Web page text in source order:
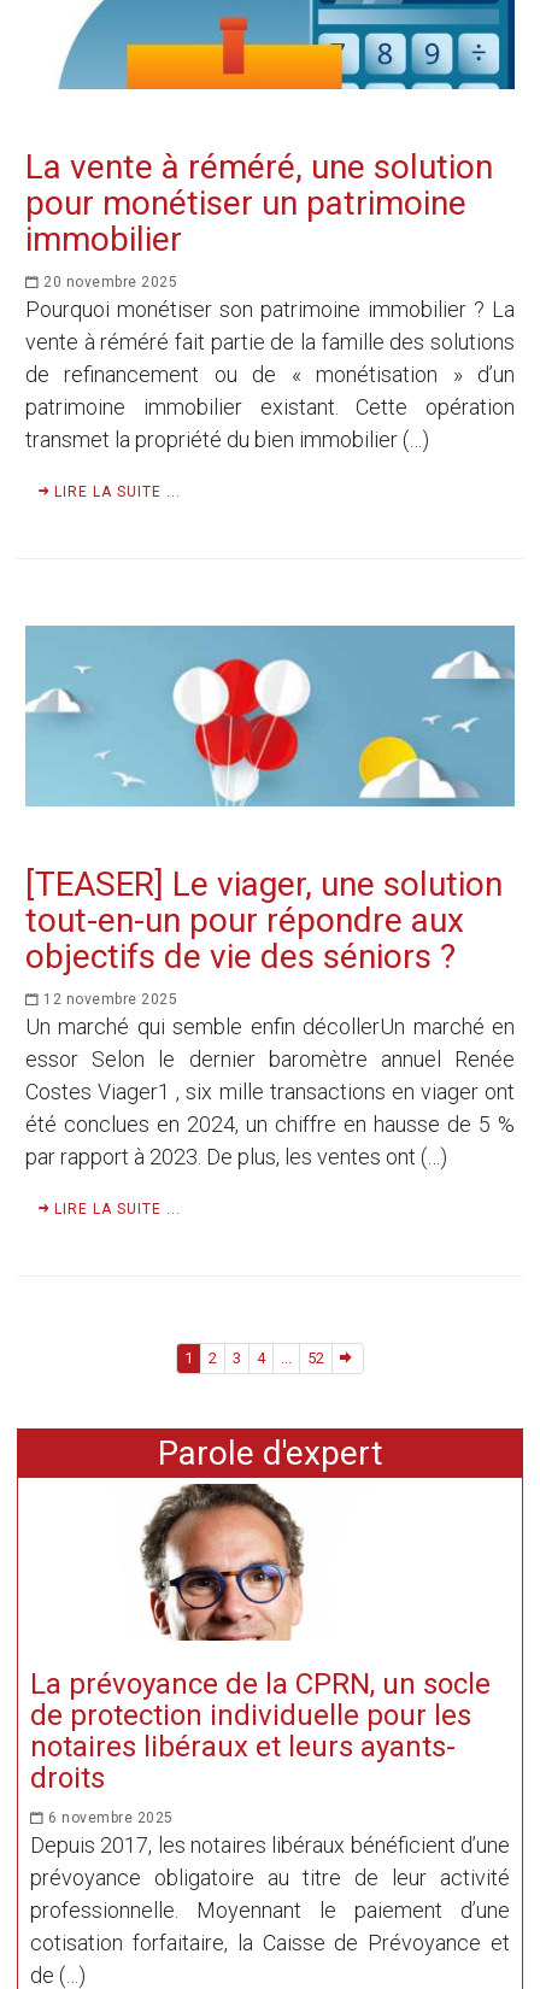
La vente à réméré, une solution
pour monétiser un patrimoine
immobilier
20 novembre 2025
Pourquoi monétiser son patrimoine immobilier ? La
vente à réméré fait partie de la famille des solutions
de refinancement ou de « monétisation » d’un
patrimoine immobilier existant. Cette opération
transmet la propriété du bien immobilier (…)
LIRE LA SUITE ...
[TEASER] Le viager, une solution
tout-en-un pour répondre aux
objectifs de vie des séniors ?
12 novembre 2025
Un marché qui semble enfin décollerUn marché en
essor Selon le dernier baromètre annuel Renée
Costes Viager1 , six mille transactions en viager ont
été conclues en 2024, un chiffre en hausse de 5 %
par rapport à 2023. De plus, les ventes ont (…)
LIRE LA SUITE ...
1 2 3 4 ... 52
Parole d'expert
La prévoyance de la CPRN, un socle
de protection individuelle pour les
notaires libéraux et leurs ayants-
droits
6 novembre 2025
Depuis 2017, les notaires libéraux bénéficient d’une
prévoyance obligatoire au titre de leur activité
professionnelle. Moyennant le paiement d’une
cotisation forfaitaire, la Caisse de Prévoyance et
de (…)